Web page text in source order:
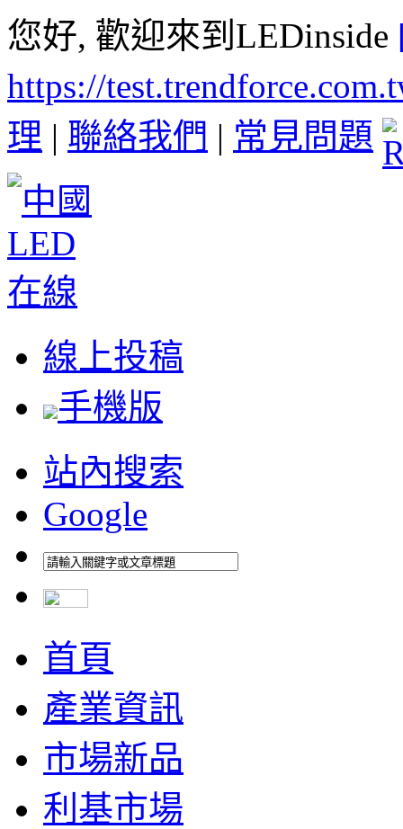
您好, 歡迎來到LEDinside
https://
理 | 聯絡我們 | 常見問題
線上投稿
手機版
站內搜索
Google
首頁
產業資訊
市場新品
利基市場